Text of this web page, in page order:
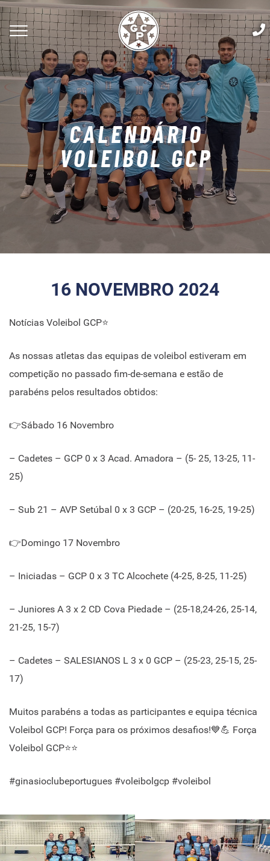
CALENDÁRIO
VOLEIBOL GCP
16 NOVEMBRO 2024
Notícias Voleibol GCP⭐
As nossas atletas das equipas de voleibol estiveram em
competição no passado fim-de-semana e estão de
parabéns pelos resultados obtidos:
👉Sábado 16 Novembro
– Cadetes – GCP 0 x 3 Acad. Amadora – (5- 25, 13-25, 11-
25)
– Sub 21 – AVP Setúbal 0 x 3 GCP – (20-25, 16-25, 19-25)
👉Domingo 17 Novembro
– Iniciadas – GCP 0 x 3 TC Alcochete (4-25, 8-25, 11-25)
– Juniores A 3 x 2 CD Cova Piedade – (25-18,24-26, 25-14,
21-25, 15-7)
– Cadetes – SALESIANOS L 3 x 0 GCP – (25-23, 25-15, 25-
17)
Muitos parabéns a todas as participantes e equipa técnica
Voleibol GCP! Força para os próximos desafios!💙💪 Força
Voleibol GCP⭐⭐
#ginasioclubeportugues #voleibolgcp #voleibol